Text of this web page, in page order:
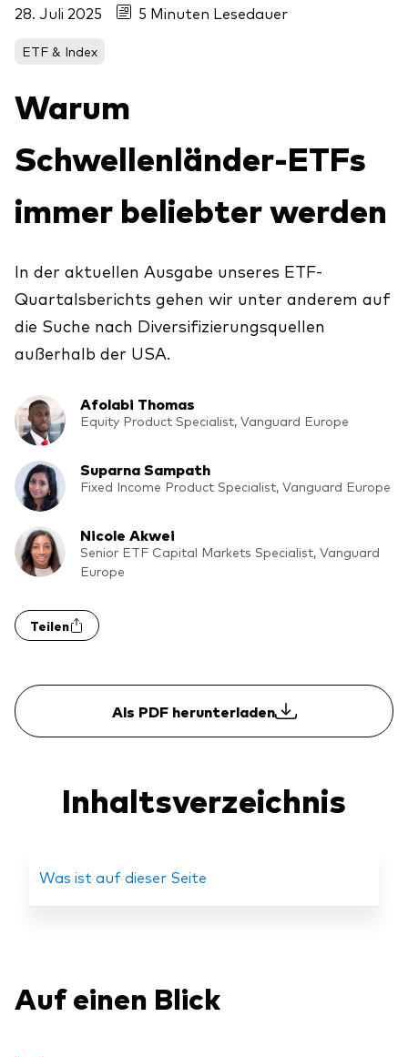
Aktien
ESG / SRI
ETFs
LifeStrategy
Multi-asset
Money market
Benchmark-Anbieter
Fondsdokumente und Richtlinien
Vanguard Produkte kaufen
Index-Exposure-Analyse
Säulen
Kundenbeziehungen
Financial Planning
Ihr Wissenshub: Studien & Analysen
Dokumente, die Vertrauen schaffen
Research
Über Vanguard
Kontakt
Betrugsprävention
28. Juli 2025 5 Minuten Lesedauer
ETF & Index
Warum
Schwellenländer-ETFs
immer beliebter werden
In der aktuellen Ausgabe unseres ETF-
Quartalsberichts gehen wir unter anderem auf
die Suche nach Diversifizierungsquellen
außerhalb der USA.
Afolabi Thomas
Equity Product Specialist, Vanguard Europe
Suparna Sampath
Fixed Income Product Specialist, Vanguard Europe
Nicole Akwei
Senior ETF Capital Markets Specialist, Vanguard
Europe
Teilen
Als PDF herunterladen
Inhaltsverzeichnis
Was ist auf dieser Seite
Auf einen Blick